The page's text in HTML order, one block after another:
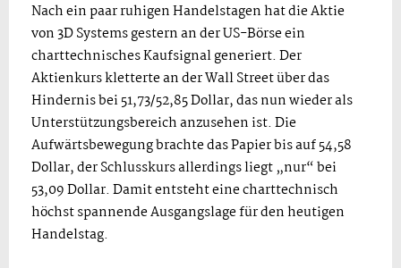
Nach ein paar ruhigen Handelstagen hat die Aktie
von 3D Systems gestern an der US-Börse ein
charttechnisches Kaufsignal generiert. Der
Aktienkurs kletterte an der Wall Street über das
Hindernis bei 51,73/52,85 Dollar, das nun wieder als
Unterstützungsbereich anzusehen ist. Die
Aufwärtsbewegung brachte das Papier bis auf 54,58
Dollar, der Schlusskurs allerdings liegt „nur“ bei
53,09 Dollar. Damit entsteht eine charttechnisch
höchst spannende Ausgangslage für den heutigen
Handelstag.